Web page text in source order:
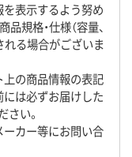
を表示するよう努め
規格・仕様（容量、
れる場合がございま
上の商品情報の表記
には必ずお届けした
い。
ーカー等にお問い合